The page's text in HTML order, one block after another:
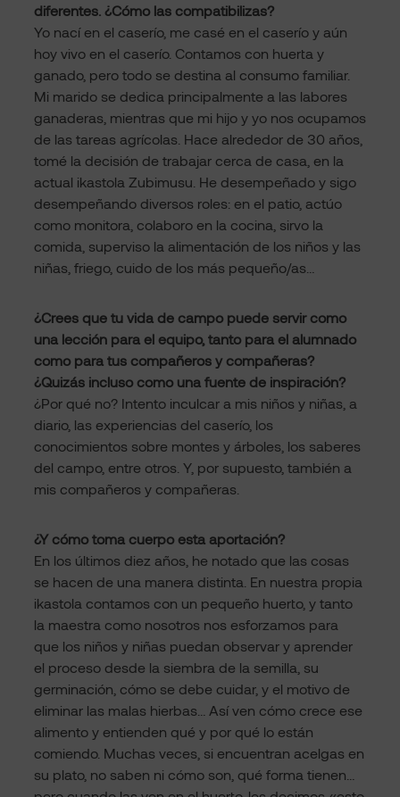
diferentes. ¿Cómo las compatibilizas?
Yo nací en el caserío, me casé en el caserío y aún
hoy vivo en el caserío. Contamos con huerta y
ganado, pero todo se destina al consumo familiar.
Mi marido se dedica principalmente a las labores
ganaderas, mientras que mi hijo y yo nos ocupamos
de las tareas agrícolas. Hace alrededor de 30 años,
tomé la decisión de trabajar cerca de casa, en la
actual ikastola Zubimusu. He desempeñado y sigo
desempeñando diversos roles: en el patio, actúo
como monitora, colaboro en la cocina, sirvo la
comida, superviso la alimentación de los niños y las
niñas, friego, cuido de los más pequeño/as…
¿Crees que tu vida de campo puede servir como
una lección para el equipo, tanto para el alumnado
como para tus compañeros y compañeras?
¿Quizás incluso como una fuente de inspiración?
¿Por qué no? Intento inculcar a mis niños y niñas, a
diario, las experiencias del caserío, los
conocimientos sobre montes y árboles, los saberes
del campo, entre otros. Y, por supuesto, también a
mis compañeros y compañeras.
¿Y cómo toma cuerpo esta aportación?
En los últimos diez años, he notado que las cosas
se hacen de una manera distinta. En nuestra propia
ikastola contamos con un pequeño huerto, y tanto
la maestra como nosotros nos esforzamos para
que los niños y niñas puedan observar y aprender
el proceso desde la siembra de la semilla, su
germinación, cómo se debe cuidar, y el motivo de
eliminar las malas hierbas… Así ven cómo crece ese
alimento y entienden qué y por qué lo están
comiendo. Muchas veces, si encuentran acelgas en
su plato, no saben ni cómo son, qué forma tienen…